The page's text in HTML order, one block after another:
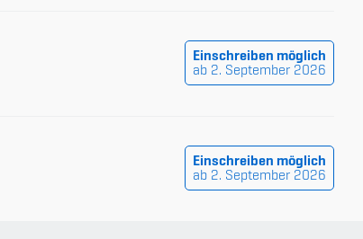
Einschreiben möglich
ab 2. September 2026
Einschreiben möglich
ab 2. September 2026